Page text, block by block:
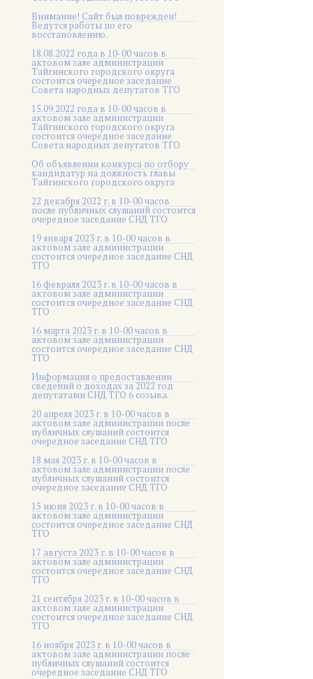
Внимание! Сайт был поврежден!
Ведутся работы по его
восстановлению.
18.08.2022 года в 10-00 часов в
актовом зале администрации
Тайгинского городского округа
состоится очередное заседание
Совета народных депутатов ТГО
15.09.2022 года в 10-00 часов в
актовом зале администрации
Тайгинского городского округа
состоится очередное заседание
Совета народных депутатов ТГО
Об объявлении конкурса по отбору
кандидатур на должность главы
Тайгинского городского округа
22 декабря 2022 г. в 10-00 часов
после публичных слушаний состоится
очередное заседание СНД ТГО
19 января 2023 г. в 10-00 часов в
актовом зале администрации
состоится очередное заседание СНД
ТГО
16 февраля 2023 г. в 10-00 часов в
актовом зале администрации
состоится очередное заседание СНД
ТГО
16 марта 2023 г. в 10-00 часов в
актовом зале администрации
состоится очередное заседание СНД
ТГО
Информация о предоставлении
сведений о доходах за 2022 год
депутатами СНД ТГО 6 созыва.
20 апреля 2023 г. в 10-00 часов в
актовом зале администрации после
публичных слушаний состоится
очередное заседание СНД ТГО
18 мая 2023 г. в 10-00 часов в
актовом зале администрации после
публичных слушаний состоится
очередное заседание СНД ТГО
15 июня 2023 г. в 10-00 часов в
актовом зале администрации
состоится очередное заседание СНД
ТГО
17 августа 2023 г. в 10-00 часов в
актовом зале администрации
состоится очередное заседание СНД
ТГО
21 сентября 2023 г. в 10-00 часов в
актовом зале администрации
состоится очередное заседание СНД
ТГО
16 ноября 2023 г. в 10-00 часов в
актовом зале администрации после
публичных слушаний состоится
очередное заседание СНД ТГО